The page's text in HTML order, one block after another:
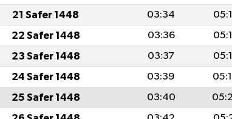
21 Safer 1448 03:34
22 Safer 1448 03:36
23 Safer 1448 03:37
24 Safer 1448 03:39
25 Safer 1448 03:40